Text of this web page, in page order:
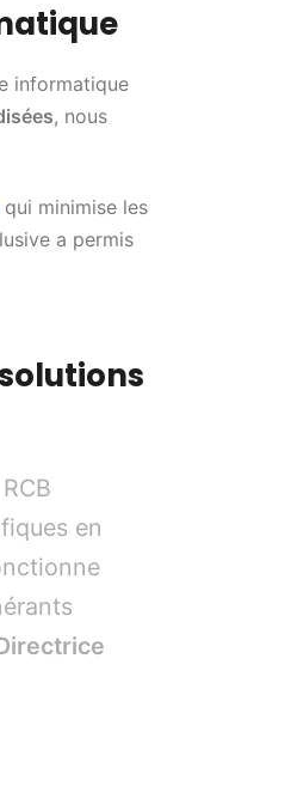
informatique
, nous
qui minimise les
a permis
en